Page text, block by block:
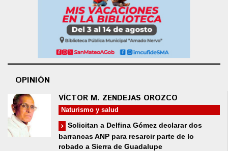
OPINIÓN
VÍCTOR M. ZENDEJAS OROZCO
Naturismo y salud
Solicitan a Delfina Gómez declarar dos
barrancas ANP para resarcir parte de lo
robado a Sierra de Guadalupe